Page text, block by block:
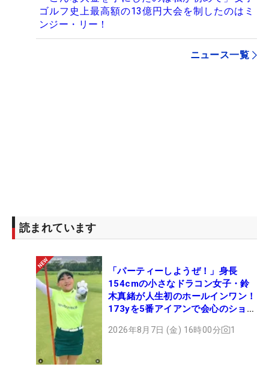
ゴルフ史上最高額の13億円大会を制したのはミ
ンジー・リー！
ニュース一覧
読まれています
「パーティーしようぜ！」身長
154cmの小さなドラコン女子・鈴
木真緒が人生初のホールインワン！
173yを5番アイアンで会心のショッ
2026年8月7日 (金) 16時00分 1